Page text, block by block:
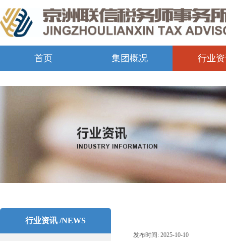
首页 集团概况 行业
发布时间: 2025-10-10
行业资讯 /NEWS